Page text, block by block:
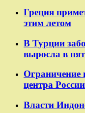
Греция
этим летом
В Турции
выросла в
Ограничение
центра
Власти